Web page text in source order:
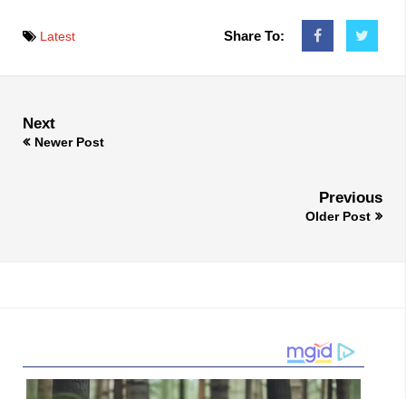
Latest Share To:
Next
Newer Post
Previous
Older Post